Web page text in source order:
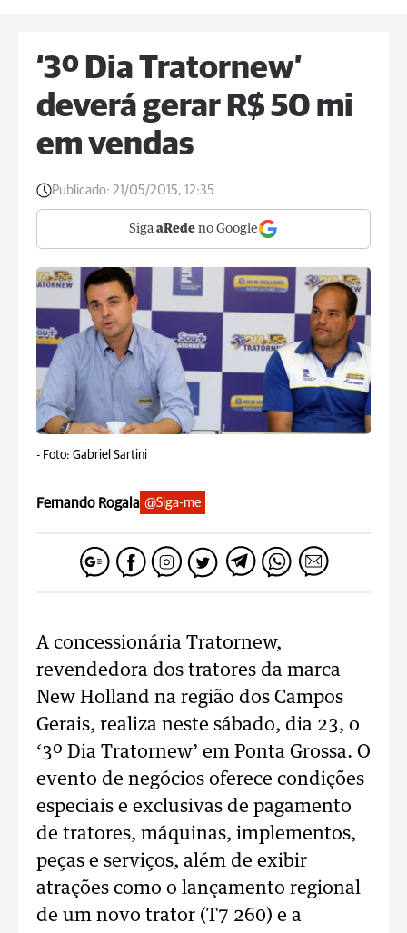
‘3º Dia Tratornew’
deverá gerar R$ 50 mi
em vendas
Publicado: 21/05/2015, 12:35
Siga aRede no Google
- Foto: Gabriel Sartini
Fernando Rogala @Siga-me
A concessionária Tratornew,
revendedora dos tratores da marca
New Holland na região dos Campos
Gerais, realiza neste sábado, dia 23, o
‘3º Dia Tratornew’ em Ponta Grossa. O
evento de negócios oferece condições
especiais e exclusivas de pagamento
de tratores, máquinas, implementos,
peças e serviços, além de exibir
atrações como o lançamento regional
de um novo trator (T7 260) e a